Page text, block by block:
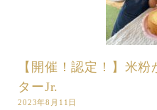
【開催！認定！】米
ターJr.
2023年8月11日